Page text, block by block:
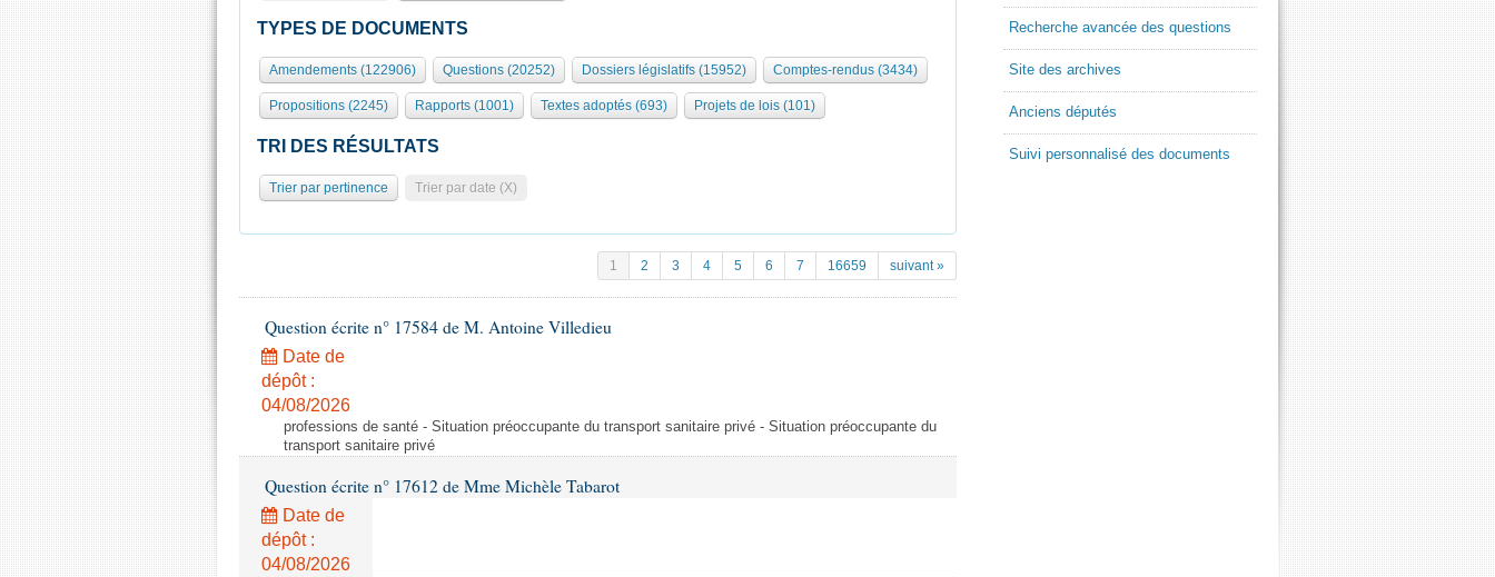
TYPES DE DOCUMENTS
Amendements (122906) Questions (20252) Dossiers législatifs (15952) Comptes-rendus (3434)
Propositions (2245) Rapports (1001) Textes adoptés (693) Projets de lois (101)
TRI DES RÉSULTATS
Trier par pertinence Trier par date (X)
1 2 3 4 5 6 7 16659 suivant »
Question écrite n° 17584 de M. Antoine Villedieu
Date de
dépôt :
04/08/2026
professions de santé - Situation préoccupante du transport sanitaire privé - Situation préoccupante du
transport sanitaire privé
Question écrite n° 17612 de Mme Michèle Tabarot
Date de
dépôt :
04/08/2026
Recherche avancée des questions
Site des archives
Anciens députés
Suivi personnalisé des documents